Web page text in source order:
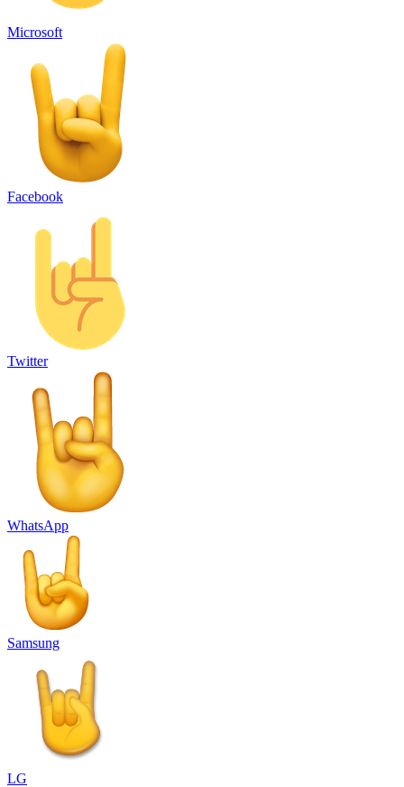
Microsoft
Facebook
Twitter
WhatsApp
Samsung
LG